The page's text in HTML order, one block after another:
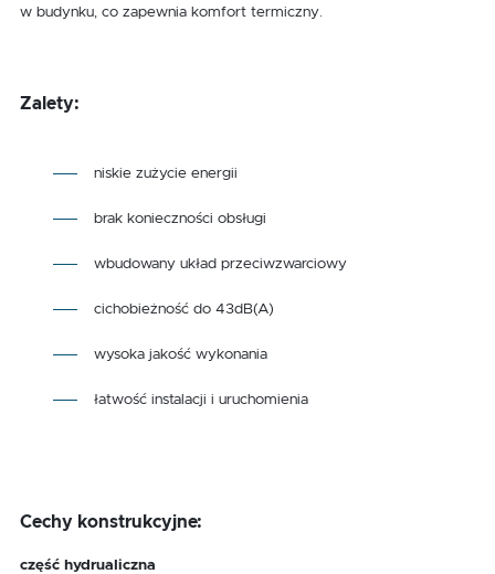
w budynku, co zapewnia komfort termiczny.
Zalety:
niskie zużycie energii
brak konieczności obsługi
wbudowany układ przeciwzwarciowy
cichobieżność do 43dB(A)
wysoka jakość wykonania
łatwość instalacji i uruchomienia
Cechy konstrukcyjne:
część hydrualiczna